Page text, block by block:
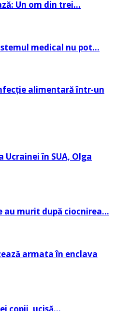
Un om din trei…
medical nu pot…
alimentară într-un
Ucrainei în SUA, Olga
au murit după ciocnirea…
armata în enclava